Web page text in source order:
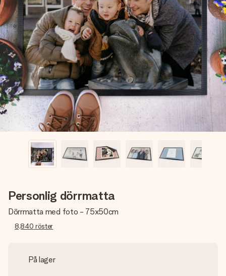
Gratis hälsning
Skapa något unikt med bara några få steg – med hennes
namn, ditt foto eller ett meddelande som verkligen berör
hennes hjärta. Inget krångel, bara med all kärlek för stunden.
Personlig dörrmatta
Dörrmatta med foto - 75x50cm
8,840 röster
På lager